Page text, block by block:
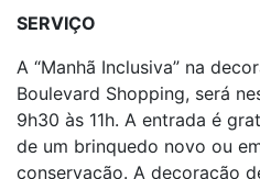
SERVIÇO
A “Manhã Inclusiva” na
Boulevard Shopping, será
9h30 às 11h. A entrada é
de um brinquedo novo ou
conservação. A decoração